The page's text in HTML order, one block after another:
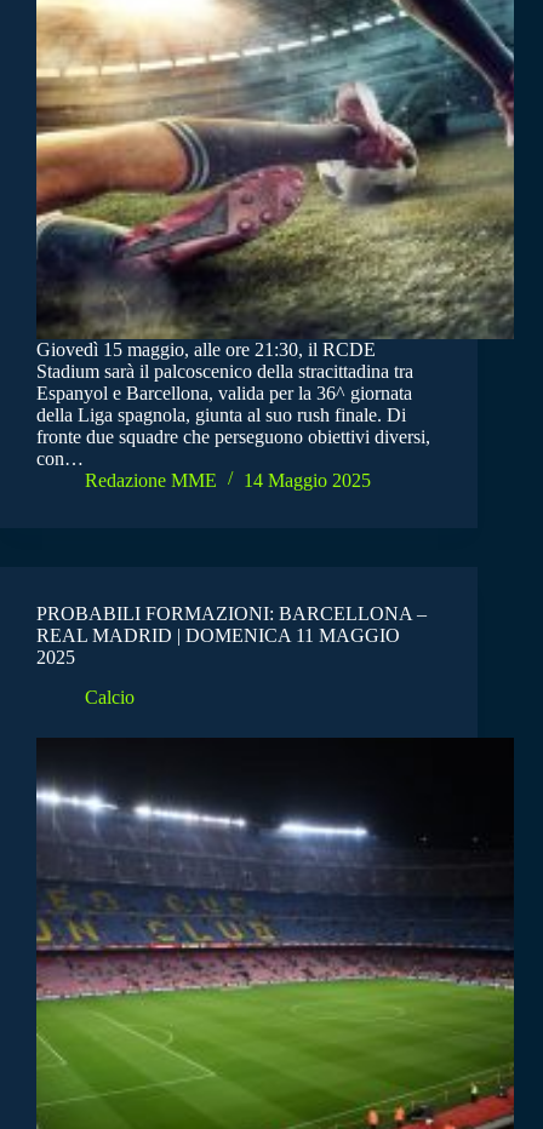
Giovedì 15 maggio, alle ore 21:30, il RCDE
Stadium sarà il palcoscenico della stracittadina tra
Espanyol e Barcellona, valida per la 36^ giornata
della Liga spagnola, giunta al suo rush finale. Di
fronte due squadre che perseguono obiettivi diversi,
con…
Redazione MME
14 Maggio 2025
PROBABILI FORMAZIONI: BARCELLONA –
REAL MADRID | DOMENICA 11 MAGGIO
2025
Calcio